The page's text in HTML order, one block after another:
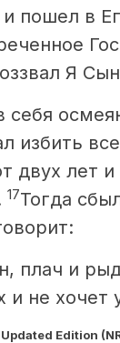
пошел в
Я
себя
избить
двух лет
17Тогда
плач и
и не хочет
Edition